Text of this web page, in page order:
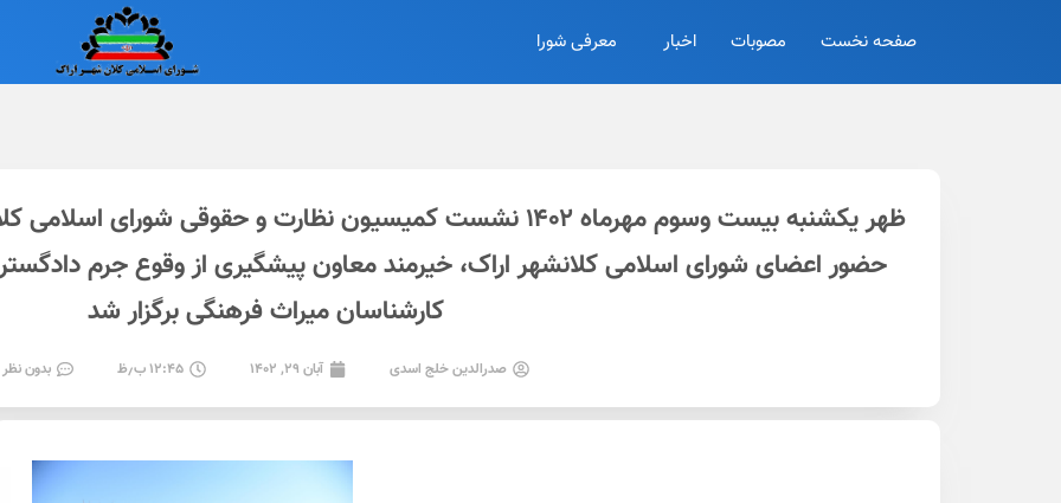
صفحه نخست مصوبات اخبار معرفی شورا
ظهر یکشنبه بیست وسوم مهرماه ۱۴۰۲ نشست کمیسیون نظارت و حقوقی
حضور اعضای شورای اسلامی کلانشهر اراک، خیرمند معاون پیشگیری از وقوع جرم
کارشناسان میراث فرهنگی برگزار شد
صدرالدین خلج اسدی آبان ۲۹, ۱۴۰۲ ۱۲:۴۵ ب٫ظ بدون نظر